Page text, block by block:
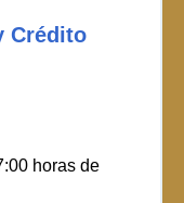
Crédito
horas de